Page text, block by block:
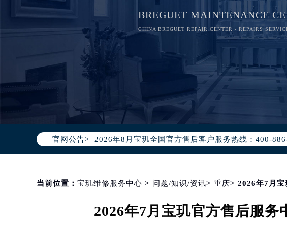
BREGUET MAINTENANCE
CHINA BREGUET REPAIR CENTER - REPAIRS
官网公告>
2026年8月宝玑中国区售后服务网络优化升级公告
2026年8月宝玑全国官方售后客户服务热线：400-
宝玑官方全国统一服务热线400-886-1507，服务覆
2026年8月宝玑售后服务中心最新网点地址：
北京市东城区东长安街1号东方广场写字楼W3座6层
上海市徐汇区虹桥路3号港汇中心写字楼2座37层
当前位置： 宝玑维修服务中心 > 问题/知识/资讯> 重庆> 2026年7月宝
2026年7月宝玑官方售后服